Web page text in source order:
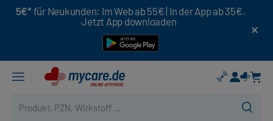
5€* für Neukunden: Im Web ab 55€ | In der App ab 35€.
Jetzt App downloaden